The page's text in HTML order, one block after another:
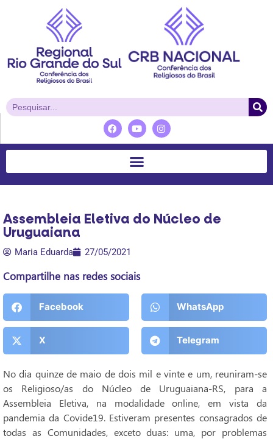
Assembleia Eletiva do Núcleo de
Uruguaiana
Maria Eduarda 27/05/2021
Compartilhe nas redes sociais
Facebook WhatsApp
X Telegram
No dia quinze de maio de dois mil e vinte e um, reuniram-se
os Religioso/as do Núcleo de Uruguaiana-RS, para a
Assembleia Eletiva, na modalidade online, em vista da
pandemia da Covide19. Estiveram presentes consagrados de
todas as Comunidades, exceto duas: uma, por problemas